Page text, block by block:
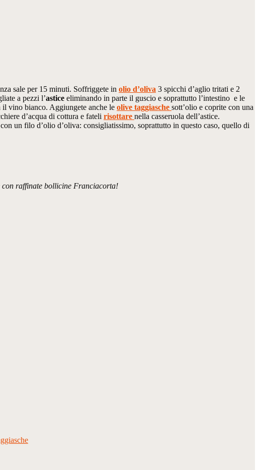
sale per 15 minuti. Soffriggete in olio d’oliva 3 spicchi d’aglio tritati e 2
a pezzi l’astice eliminando in parte il guscio e soprattutto l’intestino e le
il vino bianco. Aggiungete anche le olive taggiasche sott’olio e coprite con una
d’acqua di cottura e fateli risottare nella casseruola dell’astice.
un filo d’olio d’oliva: consigliatissimo, soprattutto in questo caso, quello di
raffinate bollicine Franciacorta!